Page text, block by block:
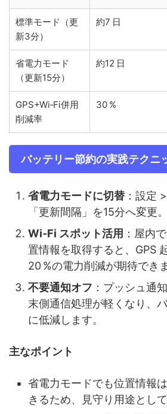
標準モード（更
新3分）
約7 日
省電力モード
（更新15分）
約12 日
GPS+Wi‑Fi併用
削減率
30 %
バッテリー節約の実践テクニ
省電力モードに切替 ：設定
「更新間隔」を15分へ変更。
Wi‑Fi スポット活用 ：屋内
置情報を取得すると、GPS
20 %の電力削減が期待でき
不要通知オフ ：プッシュ通
末側通信処理が軽くなり、
に低減します。
主なポイント
省電力モードでも位置情報
きるため、見守り用途として